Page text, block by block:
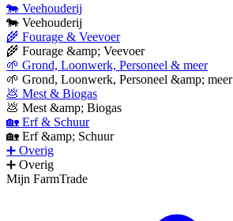
🐄 Veehouderij
🐄 Veehouderij
🌾 Fourage & Veevoer
🌾 Fourage &amp; Veevoer
🌱 Grond, Loonwerk, Personeel & meer
🌱 Grond, Loonwerk, Personeel &amp; meer
💩 Mest & Biogas
💩 Mest &amp; Biogas
🏡 Erf & Schuur
🏡 Erf &amp; Schuur
➕ Overig
➕ Overig
Mijn FarmTrade